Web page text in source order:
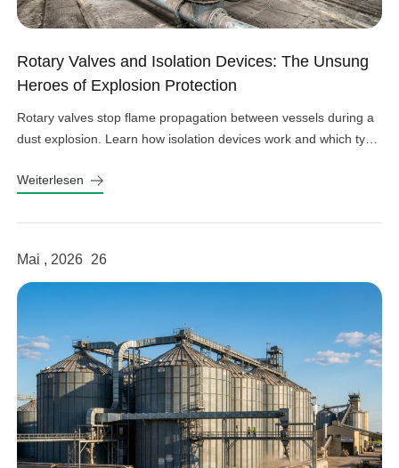
Rotary Valves and Isolation Devices: The Unsung
Heroes of Explosion Protection
Rotary valves stop flame propagation between vessels during a
dust explosion. Learn how isolation devices work and which type
Weiterlesen
Mai , 2026 26